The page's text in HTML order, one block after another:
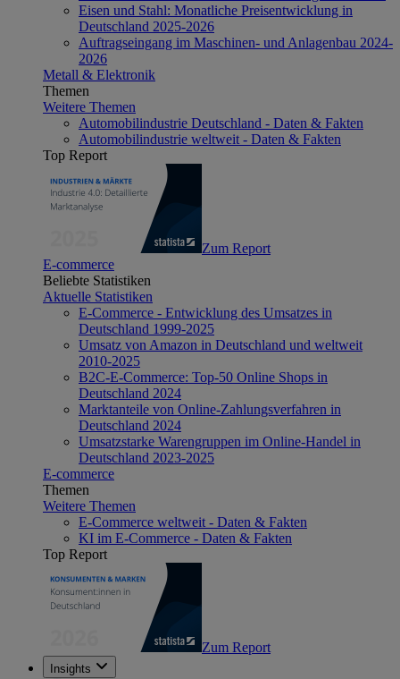
Eisen und Stahl: Monatliche Preisentwicklung in
Deutschland 2025-2026
Auftragseingang im Maschinen- und Anlagenbau 2024-
2026
Metall & Elektronik
Themen
Weitere Themen
Automobilindustrie Deutschland - Daten & Fakten
Automobilindustrie weltweit - Daten & Fakten
Top Report
Zum Report
E-commerce
Beliebte Statistiken
Aktuelle Statistiken
E-Commerce - Entwicklung des Umsatzes in
Deutschland 1999-2025
Umsatz von Amazon in Deutschland und weltweit
2010-2025
B2C-E-Commerce: Top-50 Online Shops in
Deutschland 2024
Marktanteile von Online-Zahlungsverfahren in
Deutschland 2024
Umsatzstarke Warengruppen im Online-Handel in
Deutschland 2023-2025
E-commerce
Themen
Weitere Themen
E-Commerce weltweit - Daten & Fakten
KI im E-Commerce - Daten & Fakten
Top Report
Zum Report
Insights